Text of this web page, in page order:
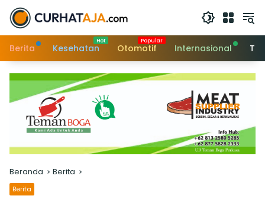
Langsung
konten
Berita
Kesehatan Otomotif Internasional
Beranda Berita
Berita